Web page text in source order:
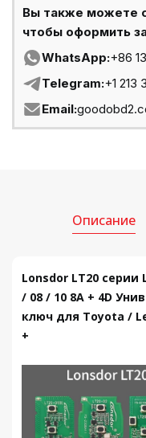
Вы также можете
чтобы оформить
WhatsApp:+86
Telegram:+1 213
Email:
Описание
Lonsdor LT20 серии
/ 08 / 10 8A + 4D
ключ для Toyota /
+